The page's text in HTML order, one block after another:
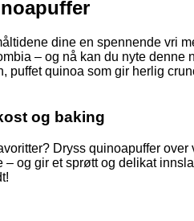
dine en spennende vri
– og nå kan du nyte
puffet quinoa som gir herlig
og baking
Dryss quinoapuffer
– og gir et sprøtt og delikat